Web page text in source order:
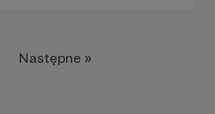
Następne »